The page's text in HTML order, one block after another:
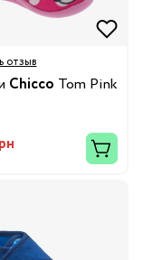
отзыв
Chicco Tom Pink